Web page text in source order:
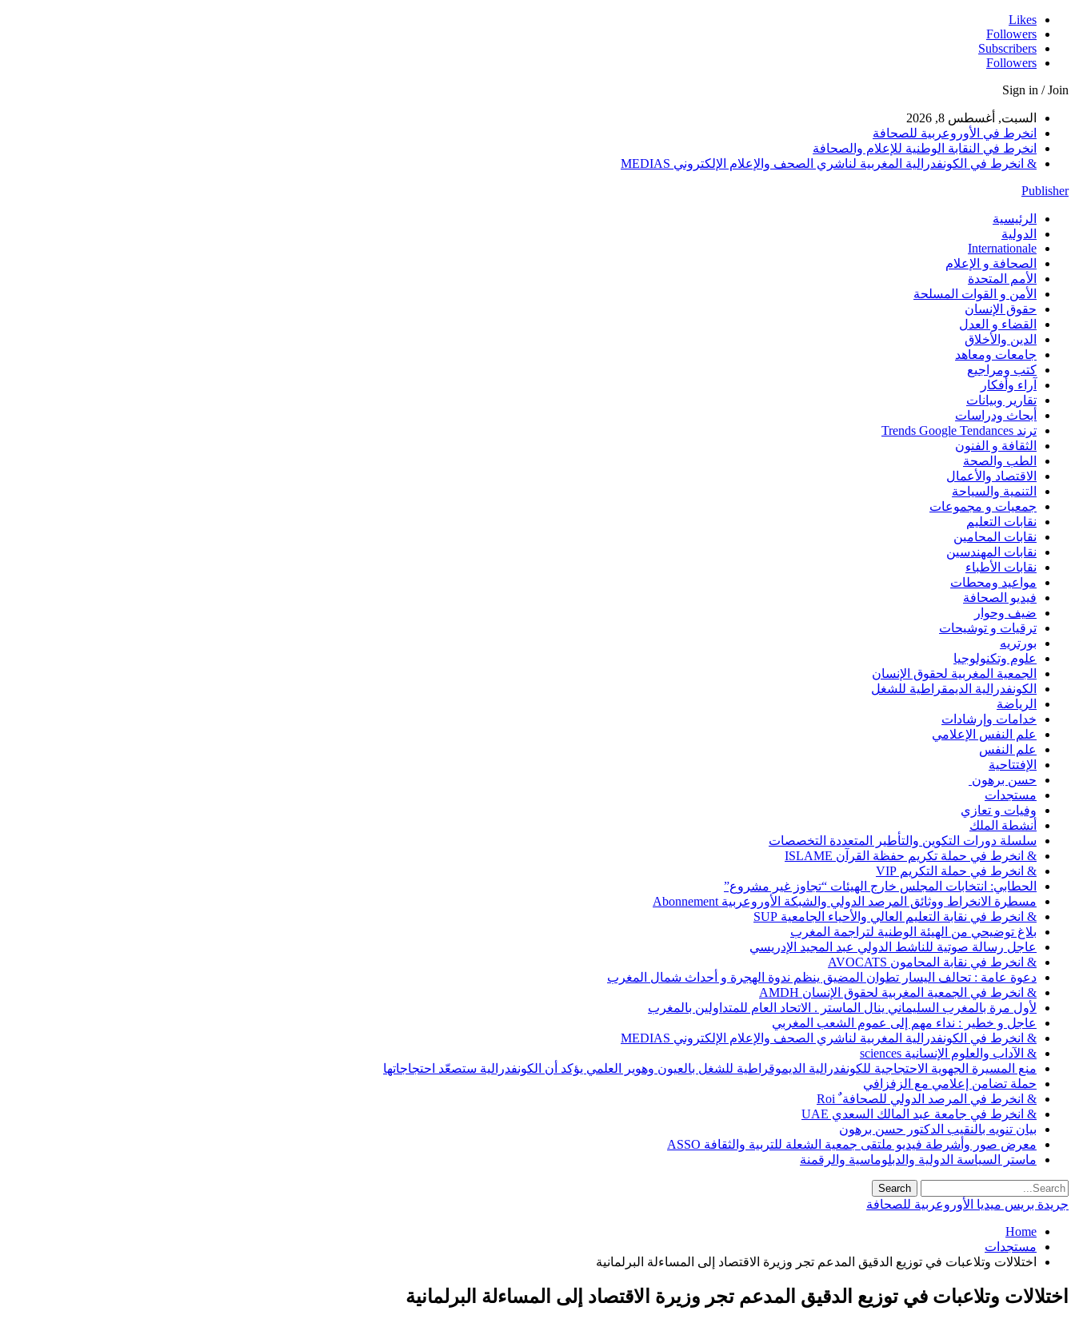
Likes
Followers
Subscribers
Followers
Sign in / Join
السبت, أغسطس 8, 2026
انخرط في الأوروعربية للصحافة
انخرط في النقابة الوطنية للإعلام والصحافة
& انخرط في الكونفدرالية المغربية لناشري الصحف والإعلام الإلكتروني MEDIAS
Publisher
الرئيسية
الدولية
Internationale
الصحافة و الإعلام
الأمم المتحدة
الأمن و القوات المسلحة
حقوق الإنسان
القضاء و العدل
الدين والأخلاق
جامعات ومعاهد
كتب ومراجيع
آراء وأفكار
تقارير وبيانات
أبحاث ودراسات
ترند Trends Google Tendances
الثقافة و الفنون
الطب والصحة
الاقتصاد والأعمال
التنمية والسياحة
جمعيات و مجموعات
نقابات التعليم
نقابات المحامين
نقابات المهندسين
نقابات الأطباء
مواعيد ومحطات
فيديو الصحافة
ضيف وحوار
ترقيات و توشيحات
بورتريه
علوم وتكنولوجيا
الجمعية المغربية لحقوق الإنسان
الكونفدرالية الديمقراطية للشغل
الرياضة
خدامات وإرشادات
علم النفس الإعلامي
علم النفس
الإفتتاحية
حسن برهون
مستجدات
وفيات و تعازي
أنشطة الملك
سلسلة دورات التكوين والتأطير المتعددة التخصصات
& انخرط في حملة تكريم حفظة القرآن ISLAME
& انخرط في حملة التكريم VIP
الحطابي: انتخابات المجلس خارج الهيئات “تجاوز غير مشروع”
مسطرة الانخراط ووثائق المرصد الدولي والشبكة الأوروعربية Abonnement
& انخرط في نقابة التعليم العالي والأحياء الجامعية SUP
بلاغ توضيحي من الهيئة الوطنية لتراجمة المغرب
عاجل رسالة صوتية للناشط الدولي عبد المجيد الإدريسي
& انخرط في نقابة المحامون AVOCATS
دعوة عامة : تحالف اليسار تطوان المضيق ينظم ندوة الهجرة و أحداث شمال المغرب
& انخرط في الجمعية المغربية لحقوق الإنسان AMDH
لأول مرة بالمغرب السليماني ينال الماستر . الاتحاد العام للمتداولين بالمغرب
عاجل و خطير : نداء مهم إلى عموم الشعب المغربي
& انخرط في الكونفدرالية المغربية لناشري الصحف والإعلام الإلكتروني MEDIAS
& الآداب والعلوم الإنسانية sciences
منع المسيرة الجهوية الاحتجاجية للكونفدرالية الديموقراطية للشغل بالعيون وهوير العلمي يؤكد أن الكونفدرالية ستصعّد احتجاجاتها
حملة تضامن إعلامي مع الزفزافي
& انخرط في المرصد الدولي للصحافة ٌ Roi
& انخرط في جامعة عبد المالك السعدي UAE
بيان تنويه بالنقيب الدكتور حسن برهون
معرض صور وأشرطة فيديو ملتقى جمعية الشعلة للتربية والثقافة ASSO
ماستر السياسة الدولية والدبلوماسية والرقمنة
جريدة بريس ميديا الأوروعربية للصحافة
Home
مستجدات
اختلالات وتلاعبات في توزيع الدقيق المدعم تجر وزيرة الاقتصاد إلى المساءلة البرلمانية
اختلالات وتلاعبات في توزيع الدقيق المدعم تجر وزيرة الاقتصاد إلى المساءلة البرلمانية